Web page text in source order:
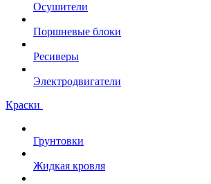
Осушители
Поршневые блоки
Ресиверы
Электродвигатели
Краски
Грунтовки
Жидкая кровля